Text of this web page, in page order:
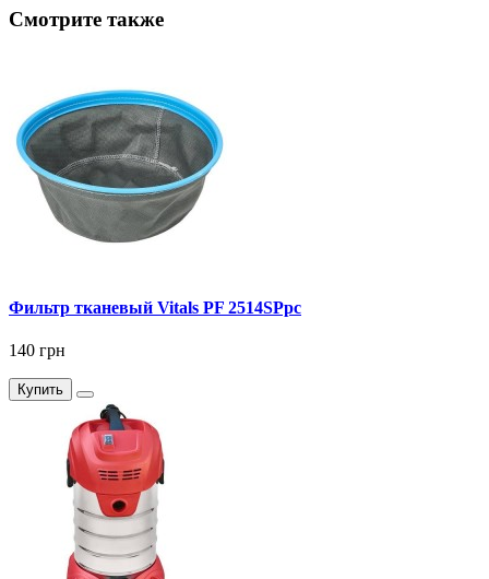
Смотрите также
Фильтр тканевый Vitals PF 2514SPpc
140 грн
Купить